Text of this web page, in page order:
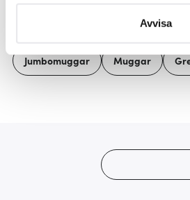
Du kan ändra eller dra tillbaka ditt
Vi använder cookies för att
Avvisa
Jumbomuggar Muggar